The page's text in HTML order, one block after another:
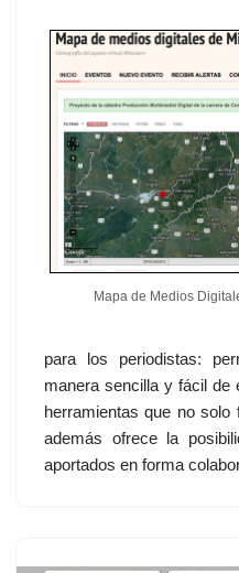
Mapa de Medios
para los periodistas:
manera sencilla y fácil de
herramientas que no solo
además ofrece la
aportados en forma